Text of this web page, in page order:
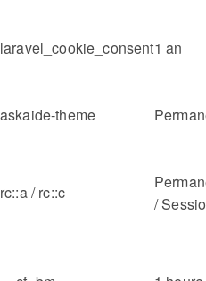
laravel_cookie_consent1 an
askaide-theme
rc::a / rc::c
/